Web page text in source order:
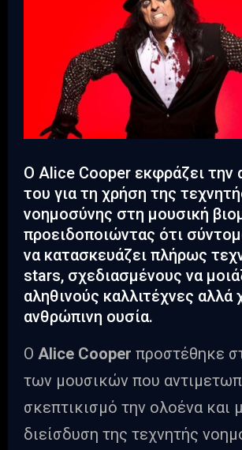
Ο Alice Cooper εκφράζει την
του για τη χρήση της
νοημοσύνης στη μουσική
προειδοποιώντας ότι
να κατασκευάζει πλήρως
stars, σχεδιασμένους να
αληθινούς καλλιτέχνες αλλά
ανθρώπινη ουσία.
Ο Alice Cooper προστέθηκε
των μουσικών που
σκεπτικισμό την ολοένα και
διείσδυση της τεχνητής